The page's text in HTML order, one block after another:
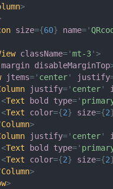
>
size={60} name='
className='mt-3'>
margin disableMarginTop
jtems=' center' justify
justify=' center'
<Text bold type='
<Text color={2} size={2
Column>
justify=' center'
<Text bold type='
<Text color={2} size={2
Column>
>